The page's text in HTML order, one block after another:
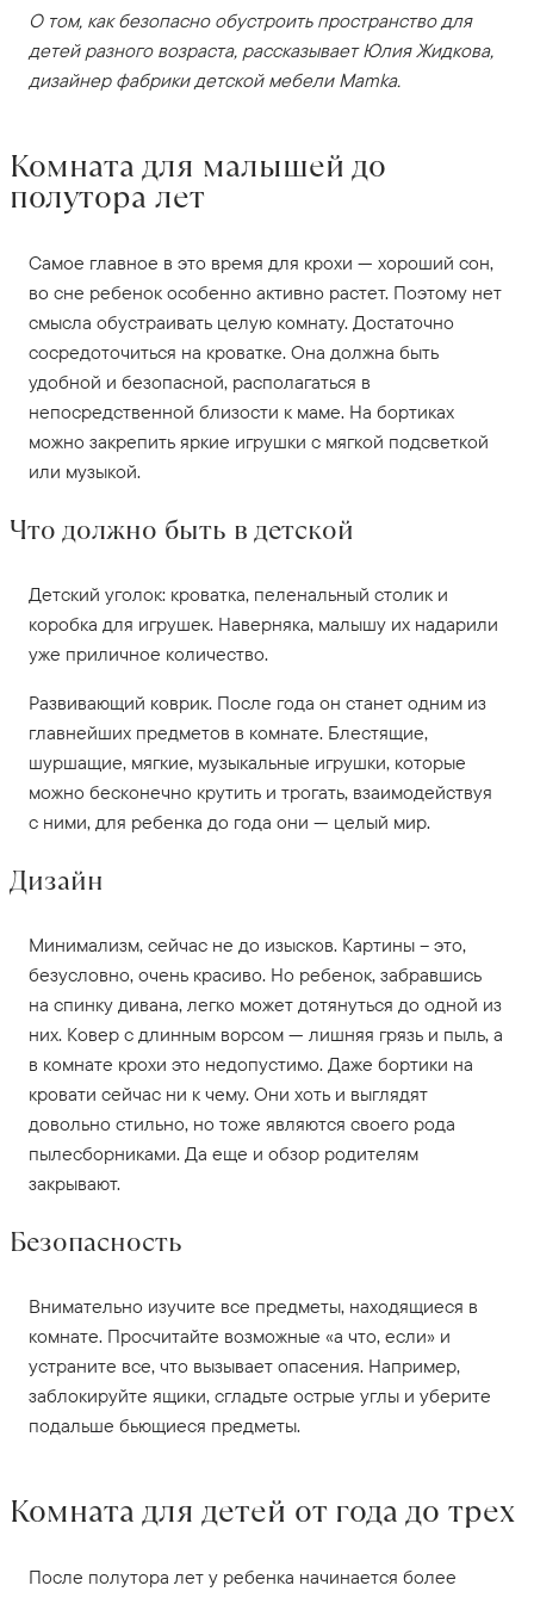
О том, как безопасно обустроить пространство для
детей разного возраста, рассказывает Юлия Жидкова,
дизайнер фабрики детской мебели Mamka.
Комната для малышей до
полутора лет
Самое главное в это время для крохи — хороший сон,
во сне ребенок особенно активно растет. Поэтому нет
смысла обустраивать целую комнату. Достаточно
сосредоточиться на кроватке. Она должна быть
удобной и безопасной, располагаться в
непосредственной близости к маме. На бортиках
можно закрепить яркие игрушки с мягкой подсветкой
или музыкой.
Что должно быть в детской
Детский уголок: кроватка, пеленальный столик и
коробка для игрушек. Наверняка, малышу их надарили
уже приличное количество.
Развивающий коврик. После года он станет одним из
главнейших предметов в комнате. Блестящие,
шуршащие, мягкие, музыкальные игрушки, которые
можно бесконечно крутить и трогать, взаимодействуя
с ними, для ребенка до года они — целый мир.
Дизайн
Минимализм, сейчас не до изысков. Картины – это,
безусловно, очень красиво. Но ребенок, забравшись
на спинку дивана, легко может дотянуться до одной из
них. Ковер с длинным ворсом — лишняя грязь и пыль, а
в комнате крохи это недопустимо. Даже бортики на
кровати сейчас ни к чему. Они хоть и выглядят
довольно стильно, но тоже являются своего рода
пылесборниками. Да еще и обзор родителям
закрывают.
Безопасность
Внимательно изучите все предметы, находящиеся в
комнате. Просчитайте возможные «а что, если» и
устраните все, что вызывает опасения. Например,
заблокируйте ящики, сгладьте острые углы и уберите
подальше бьющиеся предметы.
Комната для детей от года до трех
После полутора лет у ребенка начинается более